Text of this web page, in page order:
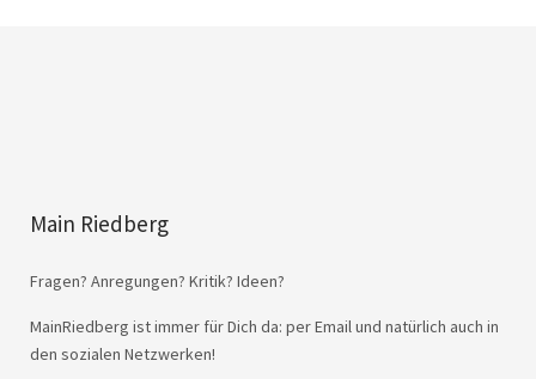
Main Riedberg
Fragen? Anregungen? Kritik? Ideen?
MainRiedberg ist immer für Dich da: per Email und natürlich auch in
den sozialen Netzwerken!